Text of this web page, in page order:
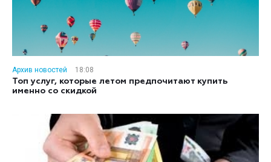
Архив новостей
18:08
Топ услуг, которые летом предпочитают купить
именно со скидкой